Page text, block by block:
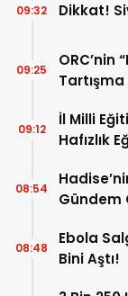
Dikkat!
09:32
ORC’nin
Tartışma
09:25
İl Milli
Hafızlık
09:12
Gündem
08:54
Ebola
Bini Aştı!
08:48